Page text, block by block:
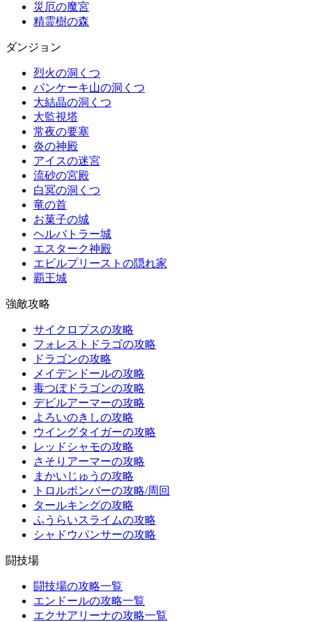
災厄の魔宮
精霊樹の森
ダンジョン
烈火の洞くつ
パンケーキ山の洞くつ
大結晶の洞くつ
大監視塔
常夜の要塞
炎の神殿
アイスの迷宮
流砂の宮殿
白冥の洞くつ
竜の首
お菓子の城
ヘルバトラー城
エスターク神殿
エビルプリーストの隠れ家
覇王城
強敵攻略
サイクロプスの攻略
フォレストドラゴの攻略
ドラゴンの攻略
メイデンドールの攻略
毒つぼドラゴンの攻略
デビルアーマーの攻略
よろいのきしの攻略
ウイングタイガーの攻略
レッドシャモの攻略
さそりアーマーの攻略
まかいじゅうの攻略
トロルボンバーの攻略/周回
タールキングの攻略
ふうらいスライムの攻略
シャドウパンサーの攻略
闘技場
闘技場の攻略一覧
エンドールの攻略一覧
エクサアリーナの攻略一覧